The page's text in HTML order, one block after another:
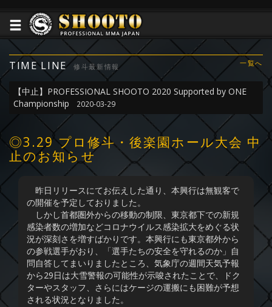
TIME LINE 修斗最新情報 一覧へ
【中止】PROFESSIONAL SHOOTO 2020 Supported by ONE
Championship
2020-03-29
◎3.29 プロ修斗・後楽園ホール大会 中
止のお知らせ
昨日リリースにてお伝えした通り、本興行は無観客で
の開催を予定しておりました。
しかし首都圏外からの移動の制限、東京都下での新規
感染者数の増加などコロナウイルス感染拡大をめぐる状
況が深刻さを増すばかりです。本興行にも東京都外から
の参戦選手がおり、「選手たちの安全を守れるのか」自
問自答してまいりましたところ、気象庁の週間天気予報
から29日は大雪警報の可能性が示唆されたことで、ドク
ターやスタッフ、さらにはケージの運搬にも困難が予想
される状況となりました。